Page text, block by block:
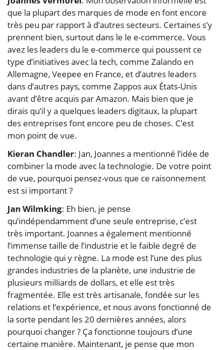
que la plupart des marques de mode en font encore
très peu par rapport à d’autres secteurs. Certaines s’y
prennent bien, surtout dans le le e-commerce. Vous
avez les leaders du le e-commerce qui poussent ce
type d’initiatives avec la tech, comme Zalando en
Allemagne, Veepee en France, et d’autres leaders
dans d’autres pays, comme Zappos aux États-Unis
avant d’être acquis par Amazon. Mais bien que je
dirais qu’il y a quelques leaders digitaux, la plupart
des entreprises font encore peu de choses. C’est
mon point de vue.
Kieran Chandler: Jan, Joannes a mentionné l’idée de
combiner la mode avec la technologie. De votre point
de vue, pourquoi pensez-vous que ce raisonnement
est si important ?
Jan Wilmking: Eh bien, je pense
qu’indépendamment d’une seule entreprise, c’est
très important. Joannes a également mentionné
l’immense taille de l’industrie et le faible degré de
technologie qui y règne. La mode est l’une des plus
grandes industries de la planète, une industrie de
plusieurs milliards de dollars, et elle est très
fragmentée. Elle est très artisanale, fondée sur les
relations et l’expérience, et nous avons fonctionné de
la sorte pendant les 20 dernières années, alors
pourquoi changer ? Ça fonctionne toujours d’une
certaine manière. Maintenant, je pense que mon